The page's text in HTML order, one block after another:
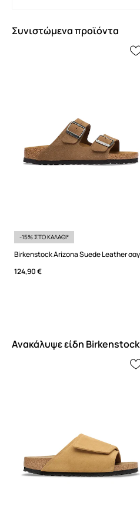
Συνιστώμενα προϊόντα
-15% ΣΤΟ ΚΑΛΑΘΙ*
124,90 €
Ανακάλυψε είδη Birkenstock